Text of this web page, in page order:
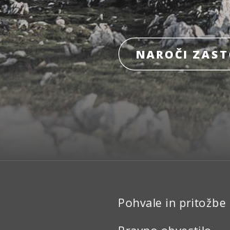
NAROČI
Pohvale in pritožbe